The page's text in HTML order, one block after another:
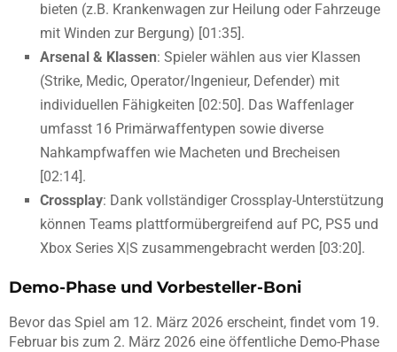
bieten (z.B. Krankenwagen zur Heilung oder Fahrzeuge
mit Winden zur Bergung) [01:35].
Arsenal & Klassen: Spieler wählen aus vier Klassen
(Strike, Medic, Operator/Ingenieur, Defender) mit
individuellen Fähigkeiten [02:50]. Das Waffenlager
umfasst 16 Primärwaffentypen sowie diverse
Nahkampfwaffen wie Macheten und Brecheisen
[02:14].
Crossplay: Dank vollständiger Crossplay-Unterstützung
können Teams plattformübergreifend auf PC, PS5 und
Xbox Series X|S zusammengebracht werden [03:20].
Demo-Phase und Vorbesteller-Boni
Bevor das Spiel am 12. März 2026 erscheint, findet vom 19.
Februar bis zum 2. März 2026 eine öffentliche Demo-Phase